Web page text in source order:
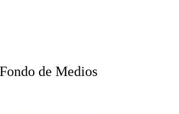
Fondo de Medios